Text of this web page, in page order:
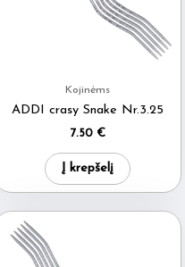
Kojinėms
ADDI crasy Snake Nr.3.25
7.50 €
Į krepšelį